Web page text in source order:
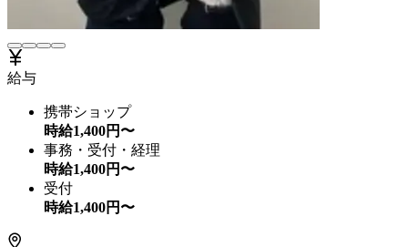
給与
携帯ショップ
時給1,400円〜
事務・受付・経理
時給1,400円〜
受付
時給1,400円〜